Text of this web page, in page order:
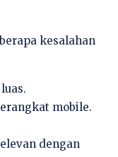
kesalahan
mobile.
dengan